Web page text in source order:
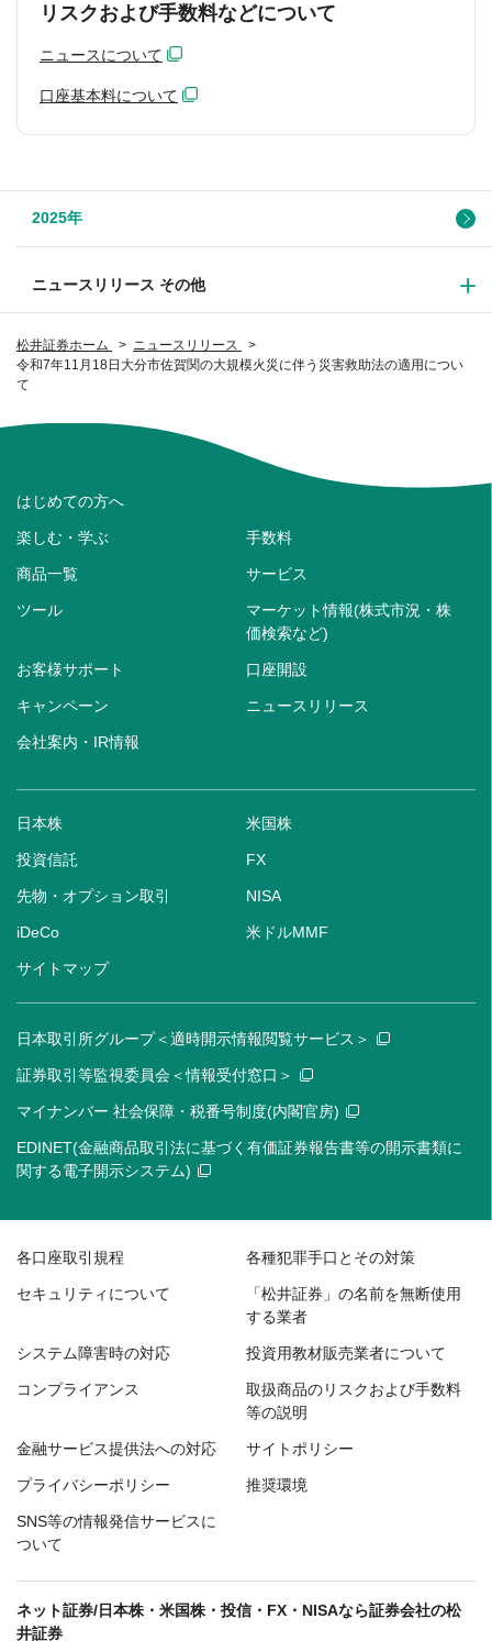
松井証券ホーム
ニュースリリース
令和7年11月18日大分市佐賀関の大規模火災に伴う災害救助法の適用につい
て
リスクおよび手数料などについて
ニュースについて
口座基本料について
2025年
ニュースリリース その他
はじめての方へ
楽しむ・学ぶ 手数料
商品一覧 サービス
ツール
マーケット情報(株式市況・株
価検索など)
お客様サポート 口座開設
キャンペーン ニュースリリース
会社案内・IR情報
日本株 米国株
投資信託 FX
先物・オプション取引 NISA
iDeCo 米ドルMMF
サイトマップ
日本取引所グループ＜適時開示情報閲覧サービス＞
証券取引等監視委員会＜情報受付窓口＞
マイナンバー 社会保障・税番号制度(内閣官房)
EDINET(金融商品取引法に基づく有価証券報告書等の開示書類に
関する電子開示システム)
各口座取引規程 各種犯罪手口とその対策
セキュリティについて
「松井証券」の名前を無断使用
する業者
システム障害時の対応 投資用教材販売業者について
コンプライアンス
取扱商品のリスクおよび手数料
等の説明
金融サービス提供法への対応 サイトポリシー
プライバシーポリシー 推奨環境
SNS等の情報発信サービスに
ついて
ネット証券/日本株・米国株・投信・FX・NISAなら証券会社の松
井証券